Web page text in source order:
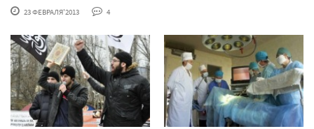
23 ФЕВРАЛЯ'2013 4